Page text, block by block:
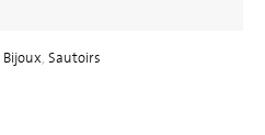
Bijoux,Sautoirs